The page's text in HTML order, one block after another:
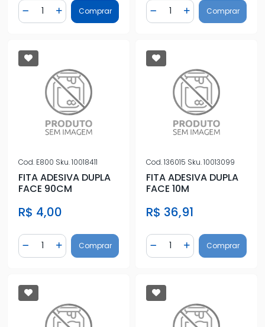
Diminuir Quantidade
Quantidade
Adicionar Quantidade
Comprar Diminuir Quantidade
Quantidade
AdicionarComprar
Cod. E800 Sku.10018411
FITA ADESIVA DUPLA
FACE 90CM
R$ 4,00
Diminuir Quantidade
Quantidade
Adicionar Quantidade
Comprar
Cod.136015 Sku.10013099
FITA ADESIVA DUPLA
FACE 10M
R$ 36,91
Diminuir Quantidade
Quantidade
AdicionarComprar